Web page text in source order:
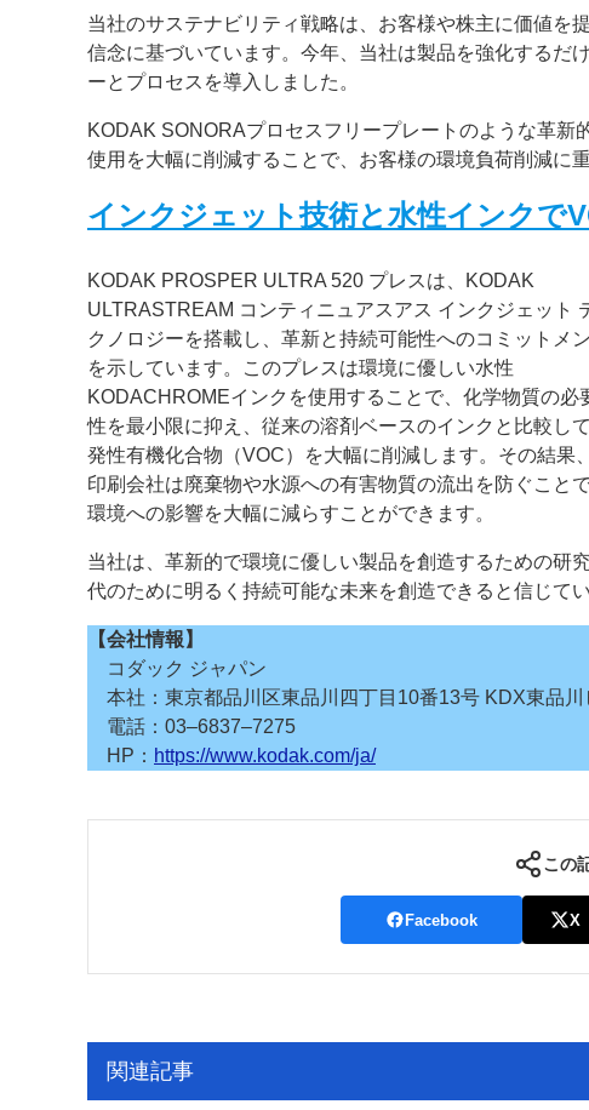
当社のサステナビリティ戦略は、お客様や株主に価値を
信念に基づいています。今年、当社は製品を強化するだ
ーとプロセスを導入しました。
KODAK SONORAプロセスフリープレートのような革
使用を大幅に削減することで、お客様の環境負荷削減に
インクジェット技術と水性インクで
KODAK PROSPER ULTRA 520 プレスは、KODAK
ULTRASTREAM コンティニュアスアス インクジェット
クノロジーを搭載し、革新と持続可能性へのコミットメ
を示しています。このプレスは環境に優しい水性
KODACHROMEインクを使用することで、化学物質の必
性を最小限に抑え、従来の溶剤ベースのインクと比較し
発性有機化合物（VOC）を大幅に削減します。その結果、
印刷会社は廃棄物や水源への有害物質の流出を防ぐことで
環境への影響を大幅に減らすことができます。
当社は、革新的で環境に優しい製品を創造するための研
代のために明るく持続可能な未来を創造できると信じてい
【会社情報】
コダック ジャパン
本社：東京都品川区東品川四丁目10番13号 KDX東品川
電話：03‒6837‒7275
HP： https://www.kodak.com/ja/
この
Facebook X
関連記事